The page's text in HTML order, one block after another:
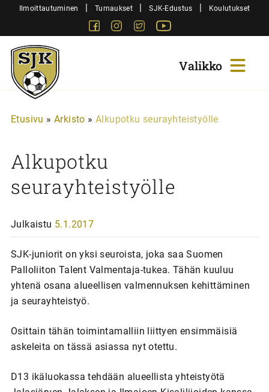
SiirryIlmoittautuminen | Turnaukset | SJK-Edustus | Koulutukset
FacebookInstagram
Twitter
Sjk-
Juniorit
Etusivu » Arkisto » Alkupotku seurayhteistyölle
Alkupotku
seurayhteistyölle
Julkaistu 5.1.2017
SJK-juniorit on yksi seuroista, joka saa Suomen
Palloliiton Talent Valmentaja-tukea. Tähän kuuluu
yhtenä osana alueellisen valmennuksen kehittäminen
ja seurayhteistyö.
Osittain tähän toimintamalliin liittyen ensimmäisiä
askeleita on tässä asiassa nyt otettu.
D13 ikäluokassa tehdään alueellista yhteistyötä